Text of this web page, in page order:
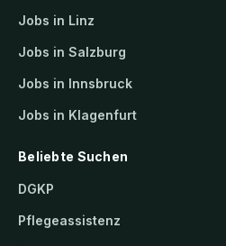
Jobs in Linz
Jobs in Salzburg
Jobs in Innsbruck
Jobs in Klagenfurt
Beliebte Suchen
DGKP
Pflegeassistenz